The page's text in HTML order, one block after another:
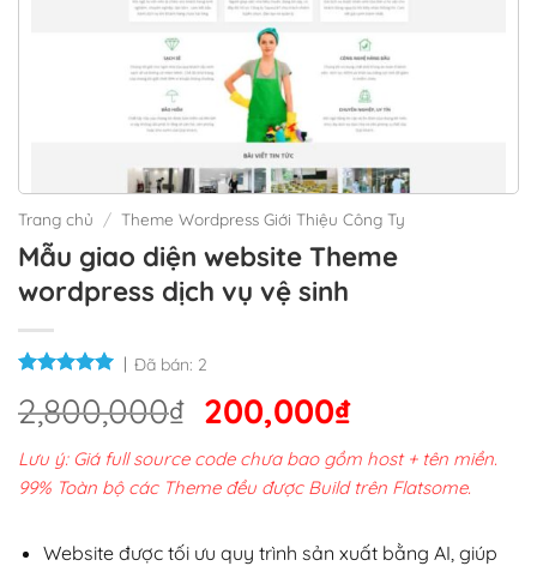
Trang chủ / Theme Wordpress Giới Thiệu Công Ty
Mẫu giao diện website Theme
wordpress dịch vụ vệ sinh
Đã bán: 2
2,800,000₫ Giá
gốc
là:
2,800,000₫.
200,000₫Giá
hiện
tại
200,000₫.
Lưu ý: Giá full source code chưa bao gồm host + tên miền.
99% Toàn bộ các Theme đều được Build trên Flatsome.
Website được tối ưu quy trình sản xuất bằng AI, giúp